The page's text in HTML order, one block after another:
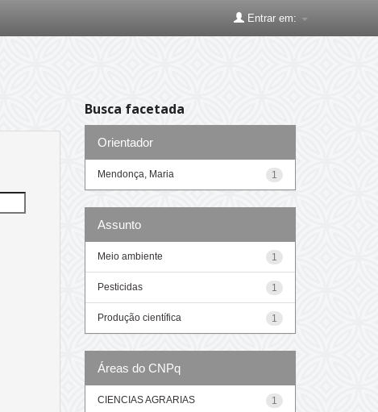
Entrar em:
Busca facetada
Orientador
1
Mendonça, Maria
Assunto
1
Meio ambiente
1
Pesticidas
1
Produção científica
Áreas do CNPq
1
CIENCIAS AGRARIAS